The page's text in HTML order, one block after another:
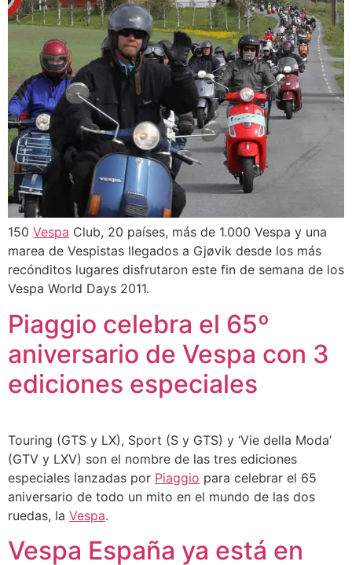
150 Vespa Club, 20 países, más de 1.000 Vespa y una
marea de Vespistas llegados a Gjøvik desde los más
recónditos lugares disfrutaron este fin de semana de los
Vespa World Days 2011.
Piaggio celebra el 65º
aniversario de Vespa con 3
ediciones especiales
Touring (GTS y LX), Sport (S y GTS) y ‘Vie della Moda’
(GTV y LXV) son el nombre de las tres ediciones
especiales lanzadas por Piaggio para celebrar el 65
aniversario de todo un mito en el mundo de las dos
ruedas, la Vespa.
Vespa España ya está en